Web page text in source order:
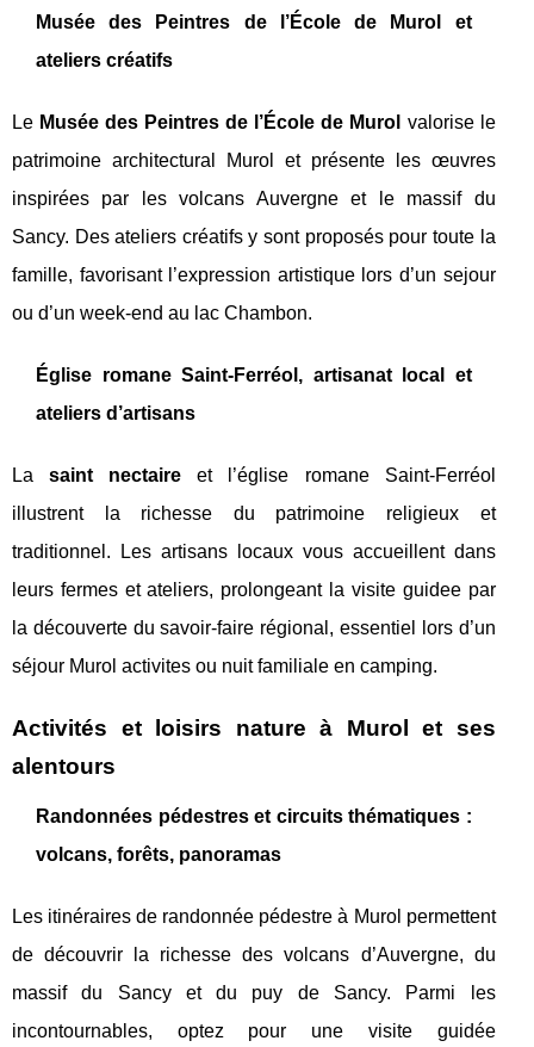
Musée des Peintres de l’École de Murol et
ateliers créatifs
Le Musée des Peintres de l’École de Murol valorise le
patrimoine architectural Murol et présente les œuvres
inspirées par les volcans Auvergne et le massif du
Sancy. Des ateliers créatifs y sont proposés pour toute la
famille, favorisant l’expression artistique lors d’un sejour
ou d’un week-end au lac Chambon.
Église romane Saint-Ferréol, artisanat local et
ateliers d’artisans
Lasaint nectaire et l’église romane Saint-Ferréol
illustrent la richesse du patrimoine religieux et
traditionnel. Les artisans locaux vous accueillent dans
leurs fermes et ateliers, prolongeant la visite guidee par
la découverte du savoir-faire régional, essentiel lors d’un
séjour Murol activites ou nuit familiale en camping.
Activités et loisirs nature à Murol et ses
alentours
Randonnées pédestres et circuits thématiques :
volcans, forêts, panoramas
Les itinéraires de randonnée pédestre à Murol permettent
de découvrir la richesse des volcans d’Auvergne, du
massif du Sancy et du puy de Sancy. Parmi les
incontournables, optez pour une visite guidée